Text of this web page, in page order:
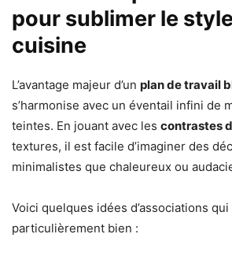
pour sublimer le
cuisine
L’avantage majeur d’un plan de travail
s’harmonise avec un éventail infini de
teintes. En jouant avec les contrastes
textures, il est facile d’imaginer des
minimalistes que chaleureux ou
Voici quelques idées d’associations
particulièrement bien :